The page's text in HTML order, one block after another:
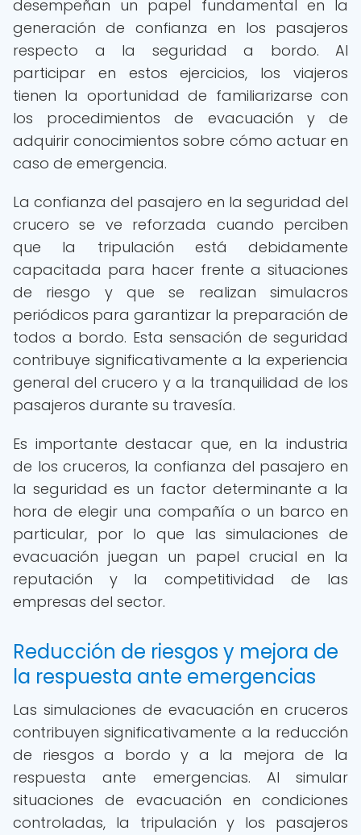
desempeñan un papel fundamental en la
generación de confianza en los pasajeros
respecto a la seguridad a bordo. Al
participar en estos ejercicios, los viajeros
tienen la oportunidad de familiarizarse con
los procedimientos de evacuación y de
adquirir conocimientos sobre cómo actuar en
caso de emergencia.
La confianza del pasajero en la seguridad del
crucero se ve reforzada cuando perciben
que la tripulación está debidamente
capacitada para hacer frente a situaciones
de riesgo y que se realizan simulacros
periódicos para garantizar la preparación de
todos a bordo. Esta sensación de seguridad
contribuye significativamente a la experiencia
general del crucero y a la tranquilidad de los
pasajeros durante su travesía.
Es importante destacar que, en la industria
de los cruceros, la confianza del pasajero en
la seguridad es un factor determinante a la
hora de elegir una compañía o un barco en
particular, por lo que las simulaciones de
evacuación juegan un papel crucial en la
reputación y la competitividad de las
empresas del sector.
Reducción de riesgos y mejora de
la respuesta ante emergencias
Las simulaciones de evacuación en cruceros
contribuyen significativamente a la reducción
de riesgos a bordo y a la mejora de la
respuesta ante emergencias. Al simular
situaciones de evacuación en condiciones
controladas, la tripulación y los pasajeros